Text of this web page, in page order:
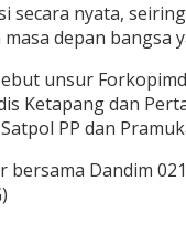
nyata,
depan bangsa
unsur
Ketapang dan
PP dan
bersama Dandim